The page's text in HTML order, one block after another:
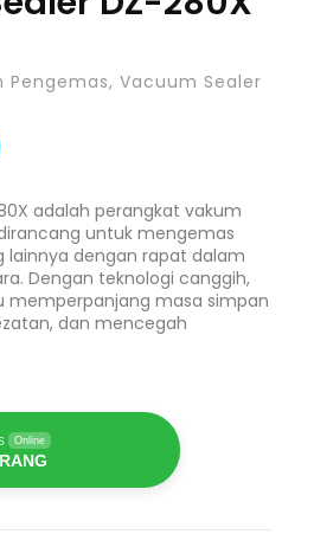
adalah perangkat vakum
untuk mengemas
lainnya dengan rapat dalam
Dengan teknologi canggih,
memperpanjang masa simpan
dan mencegah
Online
Pengemas, Vacuum Sealer